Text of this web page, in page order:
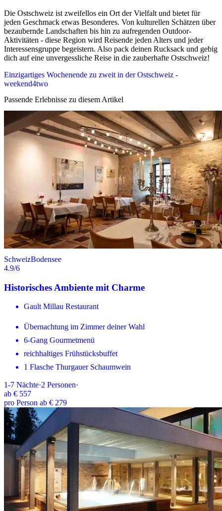
Die Ostschweiz ist zweifellos ein Ort der Vielfalt und bietet für
jeden Geschmack etwas Besonderes. Von kulturellen Schätzen über
bezaubernde Landschaften bis hin zu aufregenden Outdoor-
Aktivitäten - diese Region wird Reisende jeden Alters und jeder
Interessensgruppe begeistern. Also pack deinen Rucksack und gebig
dich auf eine unvergessliche Reise in die zauberhafte Ostschweiz!
Einzigartiges Wochenende zu zweit in der Ostschweiz -
weekend4two
Passende Erlebnisse zu diesem Artikel
SchweizBodensee
4.9/6
Historisches Ambiente mit Charme
Gault Millau Restaurant
Übernachtung im Zimmer deiner Wahl
6-Gang Gourmetmenü
reichhaltiges Frühstücksbuffet
1 Flasche Thurgauer Schaumwein
1-7 Nächte·2 Personen·
ab € 557
pro Person ab € 279